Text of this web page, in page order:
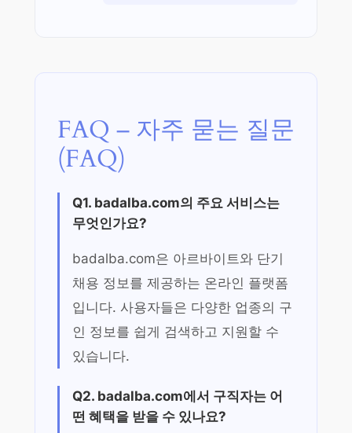
FAQ – 자주 묻는 질문
(FAQ)
Q1. badalba.com의 주요 서비스는
무엇인가요?
badalba.com은 아르바이트와 단기
채용 정보를 제공하는 온라인 플랫폼
입니다. 사용자들은 다양한 업종의 구
인 정보를 쉽게 검색하고 지원할 수
있습니다.
Q2. badalba.com에서 구직자는 어
떤 혜택을 받을 수 있나요?